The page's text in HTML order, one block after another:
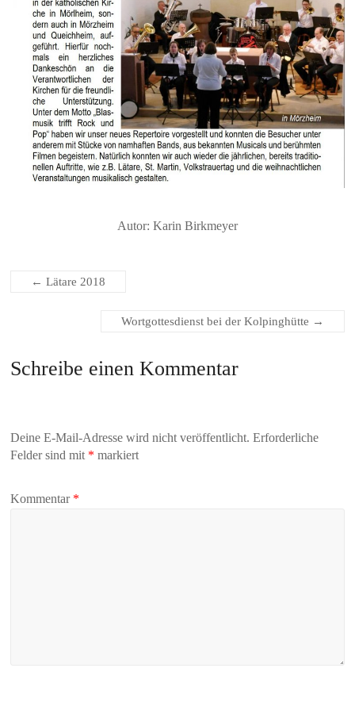
Autor: Karin Birkmeyer
← Lätare 2018
Wortgottesdienst bei der Kolpinghütte →
Schreibe einen Kommentar
Deine E-Mail-Adresse wird nicht veröffentlicht. Erforderliche
Felder sind mit * markiert
Kommentar *